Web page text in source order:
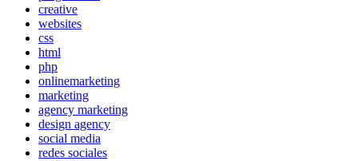
creative
websites
css
html
php
onlinemarketing
marketing
agency marketing
design agency
social media
redes sociales